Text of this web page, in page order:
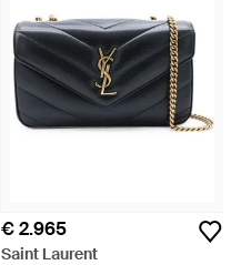
€ 2.965
Saint Laurent